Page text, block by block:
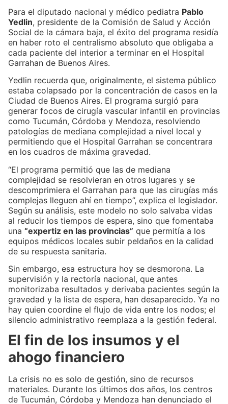
Para el diputado nacional y médico pediatra Pablo
Yedlin, presidente de la Comisión de Salud y Acción
Social de la cámara baja, el éxito del programa residía
en haber roto el centralismo absoluto que obligaba a
cada paciente del interior a terminar en el Hospital
Garrahan de Buenos Aires.
Yedlin recuerda que, originalmente, el sistema público
estaba colapsado por la concentración de casos en la
Ciudad de Buenos Aires. El programa surgió para
generar focos de cirugía vascular infantil en provincias
como Tucumán, Córdoba y Mendoza, resolviendo
patologías de mediana complejidad a nivel local y
permitiendo que el Hospital Garrahan se concentrara
en los cuadros de máxima gravedad.
“El programa permitió que las de mediana
complejidad se resolvieran en otros lugares y se
descomprimiera el Garrahan para que las cirugías más
complejas lleguen ahí en tiempo”, explica el legislador.
Según su análisis, este modelo no solo salvaba vidas
al reducir los tiempos de espera, sino que fomentaba
una “expertiz en las provincias” que permitía a los
equipos médicos locales subir peldaños en la calidad
de su respuesta sanitaria.
Sin embargo, esa estructura hoy se desmorona. La
supervisión y la rectoría nacional, que antes
monitorizaba resultados y derivaba pacientes según la
gravedad y la lista de espera, han desaparecido. Ya no
hay quien coordine el flujo de vida entre los nodos; el
silencio administrativo reemplaza a la gestión federal.
El fin de los insumos y el
ahogo financiero
La crisis no es solo de gestión, sino de recursos
materiales. Durante los últimos dos años, los centros
de Tucumán, Córdoba y Mendoza han denunciado el